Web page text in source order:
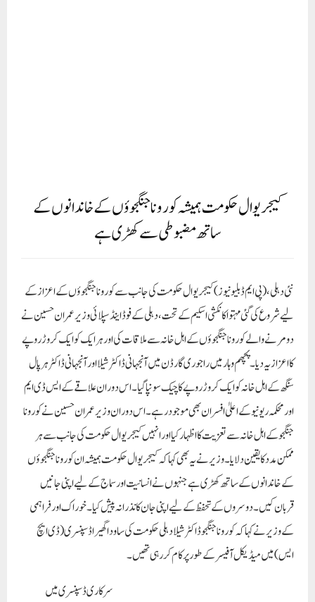
سنگھ کے اہل خانہ کو ایک کروڑ روپے کا چیک سونپا گیا۔ اس دوران علاقے کے ایس ڈی ایم
اور محکمہ ریونیو کے اعلیٰ افسران بھی موجود رہے۔اس دوران وزیر عمران حسین نے کورونا
ممکن مدد کا یقین دلایا۔ وزیر نے یہ بھی کہا کہ کیجریوال حکومت ہمیشہ ان کورونا جنگجوؤں
کے خاندانوں کے ساتھ کھڑی ہے جنہوں نے انسانیت اور سماج کے لیے اپنی جانیں
قربان کیں۔دوسروں کے تحفظ کے لیے اپنی جان کا نذرانہ پیش کیا۔ خوراک اور فراہمی
کے وزیر نے کہا کہ کورونا جنگجو ڈاکٹر شیلا دہلی حکومت کی ساودا گھیرا ڈسپنسری (ڈی ایچ
ایس) میں میڈیکل آفیسر کے طور پر کام کر رہی تھیں۔
سرکاری ڈسپنسری میں
مریضوں کو طبی دیکھ بھال اور نگہداشت فراہم کرتے ہوئے، ڈاکٹر۔شیلا، ایک ماہر طبی
پیشہ ور کے طور پر، دوسری لہر کے دوران کورونا سے متاثر ہوئیں اور اس کی وجہ سے وہ 04
مئی 2021 کو انتقال کر گئیں۔ آنجہانی ہرپال سنگھ دہلی کے شیورام پارک کے محلہ کلینک
میں ڈی جی ایچ ایس، دہلی حکومت کے پینلڈ ڈاکٹر کے طور پر کام کر رہے تھے۔ کلینک
میں مریضوں کو سرشار طبی خدمات فراہم کرتے ہوئے، ڈاکٹر۔ہرپال سنگھ بدقسمتی سے